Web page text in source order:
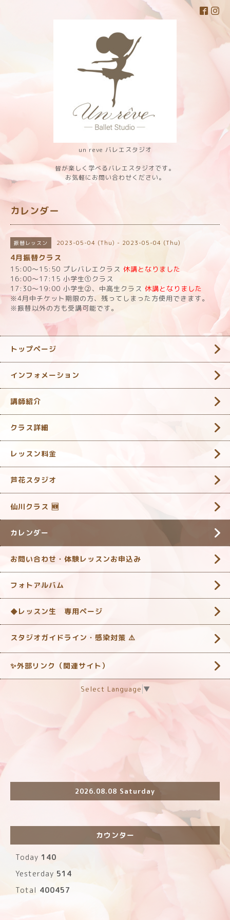
un reve バレエスタジオ
皆が楽しく学べるバレエスタジオです。
お気軽にお問い合わせください。
カレンダー
振替レッスン 2023-05-04 (Thu) - 2023-05-04 (Thu)
4月振替クラス
15:00〜15:50 プレバレエクラス 休講となりました
16:00〜17:15 小学生①クラス
17:30〜19:00 小学生②、中高生クラス 休講となりました
※4月中チケット期限の方、残ってしまった方使用できます。
※振替以外の方も受講可能です。
トップページ
インフォメーション
講師紹介
クラス詳細
レッスン料金
芦花スタジオ
仙川クラス 🆕
カレンダー
お問い合わせ・体験レッスンお申込み
フォトアルバム
◆レッスン生 専用ページ
スタジオガイドライン・感染対策 ‎⚠️
✨外部リンク（関連サイト）
Select Language ▼
2026.08.08 Saturday
カウンター
Today 140
Yesterday 514
Total 400457